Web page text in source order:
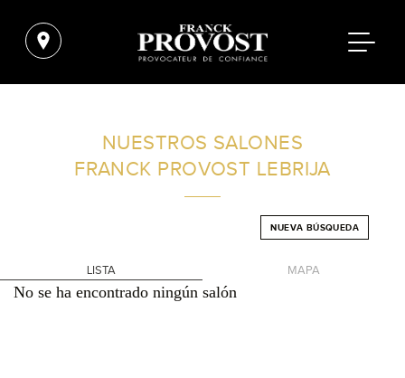
FILTROS AVANZADOS
NUESTROS SALONES
FRANCK PROVOST LEBRIJA
NUEVA BÚSQUEDA
LISTA MAPA
No se ha encontrado ningún salón